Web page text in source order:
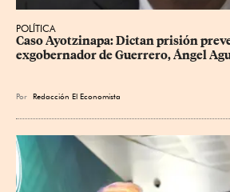
POLÍTICA
Caso Ayotzinapa: Dictan prisión
exgobernador de Guerrero, Ángel
Por Redacción El Economista